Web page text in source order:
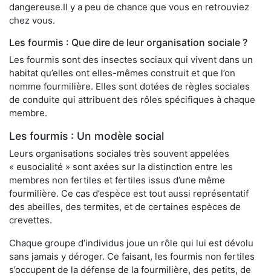
dangereuse.Il y a peu de chance que vous en retrouviez
chez vous.
Les fourmis : Que dire de leur organisation sociale ?
Les fourmis sont des insectes sociaux qui vivent dans un
habitat qu’elles ont elles-mêmes construit et que l’on
nomme fourmilière. Elles sont dotées de règles sociales
de conduite qui attribuent des rôles spécifiques à chaque
membre.
Les fourmis : Un modèle social
Leurs organisations sociales très souvent appelées
« eusocialité » sont axées sur la distinction entre les
membres non fertiles et fertiles issus d’une même
fourmilière. Ce cas d’espèce est tout aussi représentatif
des abeilles, des termites, et de certaines espèces de
crevettes.
Chaque groupe d’individus joue un rôle qui lui est dévolu
sans jamais y déroger. Ce faisant, les fourmis non fertiles
s’occupent de la défense de la fourmilière, des petits, de